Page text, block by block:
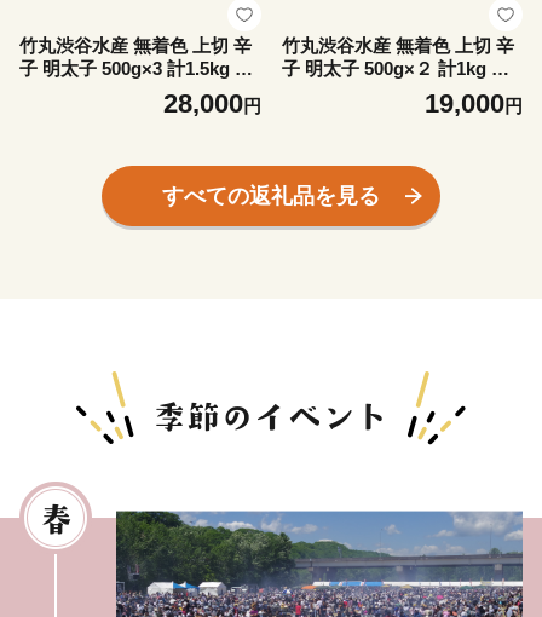
竹丸渋谷水産 無着色 上切 辛
子 明太子 500g×3 計1.5kg お
かず 海鮮 魚卵 白老 北海道
28,000円
竹丸渋谷水産 無着色 上切 辛
子 明太子 500g×２ 計1kg お
かず 海鮮 魚卵 白老 北海道
19,000円
すべての返礼品を見る